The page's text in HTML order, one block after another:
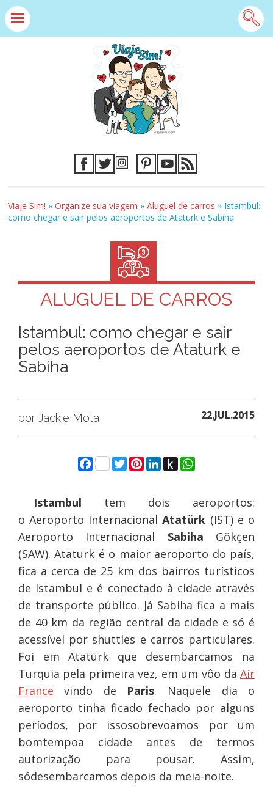
Viaje Sim! »Organize sua viagem »Aluguel de carros » Istambul:
como chegar e sair pelos aeroportos de Ataturk e Sabiha
ALUGUEL DE CARROS
Istambul: como chegar e sair
pelos aeroportos de Ataturk e
Sabiha
por Jackie Mota 22.JUL.2015
Facebook
Twitter
Pinterest
LinkedIn
Push
to
WhatsApp
Istambul tem dois aeroportos:
o Aeroporto InternacionalAtatürk (IST) e o
Aeroporto Internacional Sabiha Gökçen
(SAW). Ataturk é o maior aeroporto do país,
fica a cerca de 25 km dos bairros turísticos
de Istambul e é conectado à cidade através
de transporte público. Já Sabiha fica a mais
de 40 km da região central da cidade e só é
acessível por shuttles e carros particulares.
Foi em Atatürk que desembarcamos na
Turquia pela primeira vez, em um vôo daAir
France vindo de Paris. Naquele dia o
aeroporto tinha ficado fechado por alguns
períodos, por issosobrevoamos por um
bomtempoa cidade antes de termos
autorização para pousar. Assim,
sódesembarcamos depois da meia-noite.